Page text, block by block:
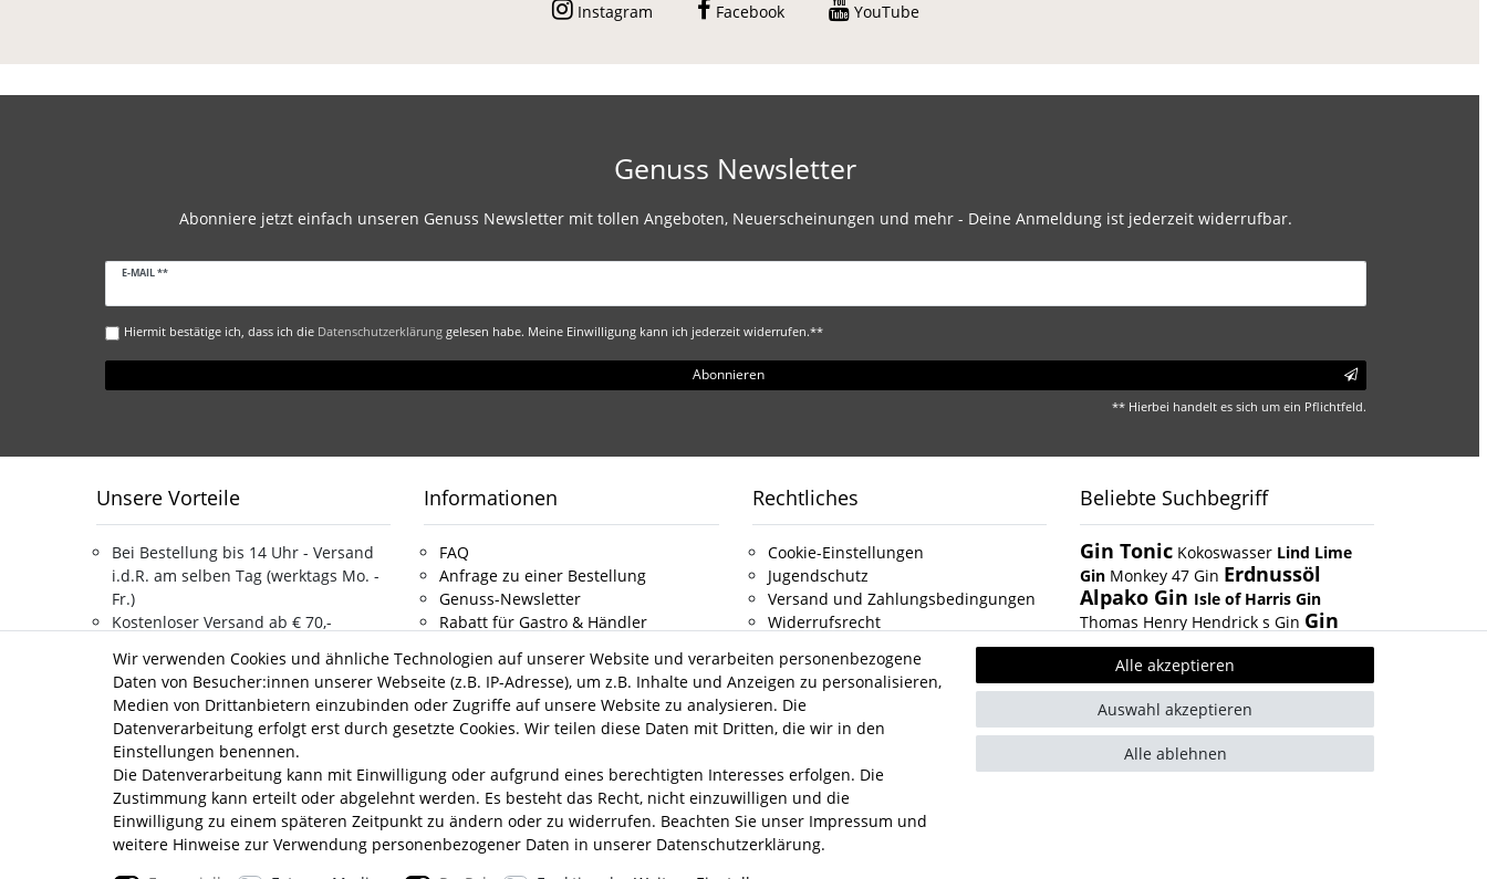
Instagram Facebook YouTube
Genuss Newsletter
Abonniere jetzt einfach unseren Genuss Newsletter mit tollen Angeboten, Neuerscheinungen und mehr - Deine Anmeldung ist jederzeit widerrufbar.
E-MAIL **
Newsletter
Hiermit bestätige ich, dass ich die Daten­schutz­erklärung gelesen habe. Meine Einwilligung kann ich jederzeit widerrufen.**
Abonnieren
** Hierbei handelt es sich um ein Pflichtfeld.
Unsere Vorteile
Bei Bestellung bis 14 Uhr - Versand
i.d.R. am selben Tag (werktags Mo. -
Fr.)
Kostenloser Versand ab € 70,-
Service Hotline 030 962.777.22
Persönliche Beratung
Umweltfreundliche Verpackung
Informationen
FAQ
Anfrage zu einer Bestellung
Genuss-Newsletter
Rabatt für Gastro & Händler
Jobs
Kontakt
Rechtliches
Cookie-Einstellungen
Jugendschutz
Versand und Zahlungsbedingungen
Widerrufsrecht
Datenschutz
AGB
Impressum
Beliebte Suchbegriff
Gin Tonic Kokoswasser Lind Lime
Gin Monkey 47 Gin Erdnussöl
Alpako Gin Isle of Harris Gin
Thomas Henry Hendrick s Gin Gin
Tasting BoxSan Marzano Tomaten
Boar GinSummer Gin
Tartufi Pralinen Fever Tree 1724 Tonic
Fentimans Tonic
Lagerverkauf
Lifestyle & Genuss Abhollager
Unsere Zahlungsarten
Wir verwenden Cookies und ähnliche Technologien auf unserer Website und verarbeiten personenbezogene
Daten von Besucher:innen unserer Webseite (z.B. IP-Adresse), um z.B. Inhalte und Anzeigen zu personalisieren,
Medien von Drittanbietern einzubinden oder Zugriffe auf unsere Website zu analysieren. Die
Datenverarbeitung erfolgt erst durch gesetzte Cookies. Wir teilen diese Daten mit Dritten, die wir in den
Einstellungen benennen.
Die Datenverarbeitung kann mit Einwilligung oder aufgrund eines berechtigten Interesses erfolgen. Die
Zustimmung kann erteilt oder abgelehnt werden. Es besteht das Recht, nicht einzuwilligen und die
Einwilligung zu einem späteren Zeitpunkt zu ändern oder zu widerrufen. Beachten Sie unser Impressum und
weitere Hinweise zur Verwendung personenbezogener Daten in unserer Daten­schutz­erklärung.
Alle akzeptieren
Auswahl akzeptieren
Alle ablehnen